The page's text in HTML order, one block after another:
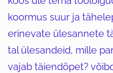
koormus suur ja
erinevate ülesannete
tal ülesandeid, mille
vajab täiendõpet?